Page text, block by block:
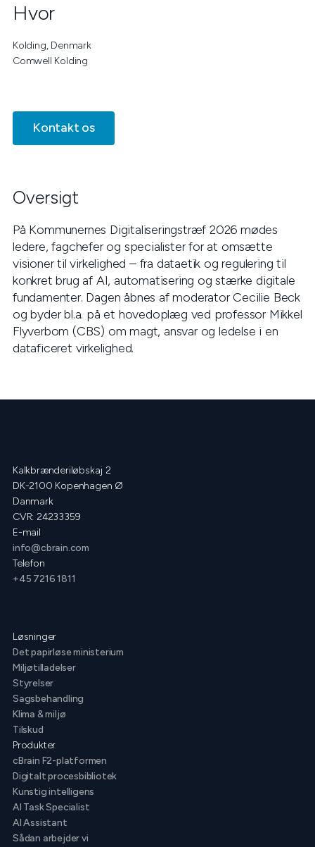
Oversigt
På Kommunernes Digitaliseringstræf 2026 mødes
ledere, fagchefer og specialister for at omsætte
visioner til virkelighed – fra dataetik og regulering til
konkret brug af AI, automatisering og stærke digitale
fundamenter. Dagen åbnes af moderator Cecilie Beck
og byder bl.a. på et hovedoplæg ved professor Mikkel
Flyverbom (CBS) om magt, ansvar og ledelse i en
dataficeret virkelighed.
Hvor
Kolding, Denmark
Comwell Kolding
Kontakt os
Kalkbrænderiløbskaj 2
DK-2100 Kopenhagen Ø
Danmark
CVR: 24233359
E-mail
info@cbrain.com
Telefon
+45 7216 1811
Løsninger
Det papirløse ministerium
Miljøtilladelser
Styrelser
Sagsbehandling
Klima & miljø
Tilskud
Produkter
cBrain F2-platformen
Digitalt procesbibliotek
Kunstig intelligens
AI Task Specialist
AI Assistant
Sådan arbejder vi